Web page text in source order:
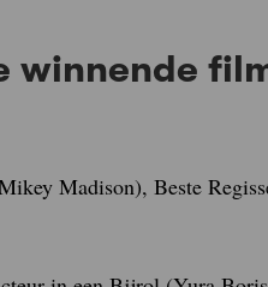
winnende
Madison), Beste